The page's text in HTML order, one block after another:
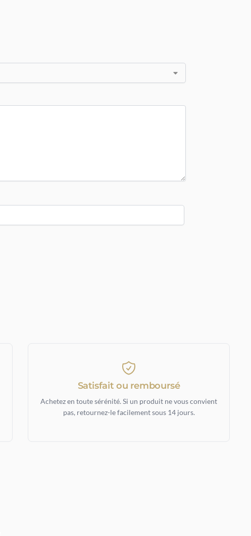
Satisfait ou remboursé
Achetez en toute sérénité. Si un produit ne vous convient
pas, retournez-le facilement sous 14 jours.